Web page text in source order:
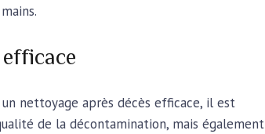
nettoyage après décès efficace, il est
de la décontamination, mais également